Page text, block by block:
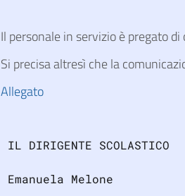
Il personale in servizio è pregato
Si precisa altresì che la
Allegato
IL DIRIGENTE SCOLASTICO
Emanuela Melone